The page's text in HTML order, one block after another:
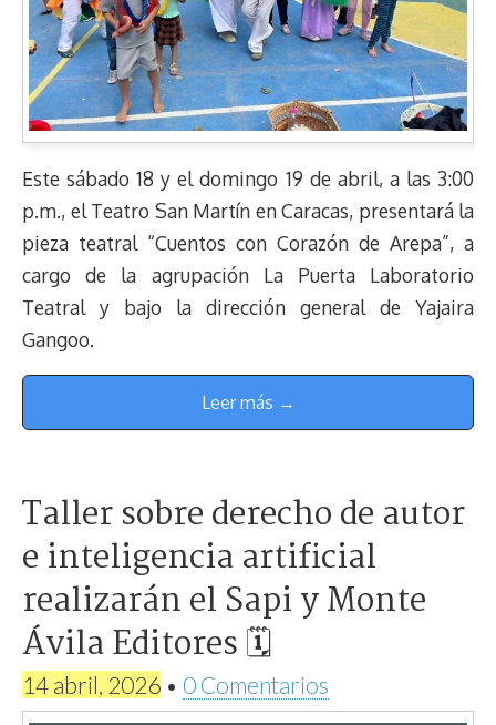
Este sábado 18 y el domingo 19 de abril, a las 3:00
p.m., el Teatro San Martín en Caracas, presentará la
pieza teatral “Cuentos con Corazón de Arepa”, a
cargo de la agrupación La Puerta Laboratorio
Teatral y bajo la dirección general de Yajaira
Gangoo.
Leer más →
Taller sobre derecho de autor
e inteligencia artificial
realizarán el Sapi y Monte
Ávila Editores 🗓
14 abril, 2026 • 0 Comentarios